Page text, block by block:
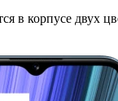
в корпусе двух